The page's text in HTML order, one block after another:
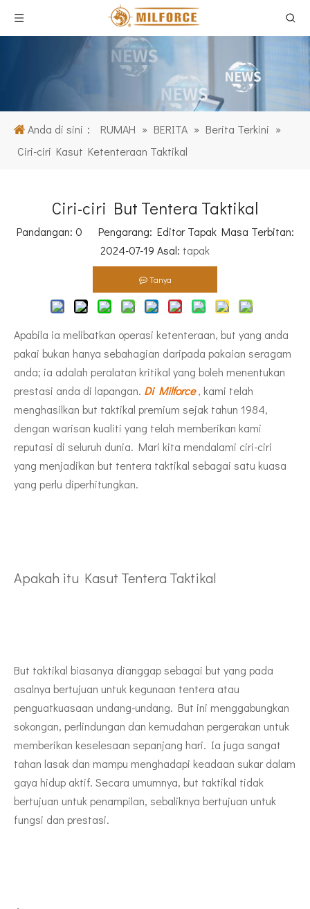
Anda di sini： RUMAH » BERITA » Berita Terkini »
Ciri-ciri Kasut Ketenteraan Taktikal
Ciri-ciri But Tentera Taktikal
Pandangan: 0 Pengarang: Editor Tapak Masa Terbitan:
2024-07-19 Asal: tapak
Tanya
Apabila ia melibatkan operasi ketenteraan, but yang anda
pakai bukan hanya sebahagian daripada pakaian seragam
anda; ia adalah peralatan kritikal yang boleh menentukan
prestasi anda di lapangan. Di Milforce, kami telah
menghasilkan but taktikal premium sejak tahun 1984,
dengan warisan kualiti yang telah memberikan kami
reputasi di seluruh dunia. Mari kita mendalami ciri-ciri
yang menjadikan but tentera taktikal sebagai satu kuasa
yang perlu diperhitungkan.
Apakah itu Kasut Tentera Taktikal
But taktikal biasanya dianggap sebagai but yang pada
asalnya bertujuan untuk kegunaan tentera atau
penguatkuasaan undang-undang. But ini menggabungkan
sokongan, perlindungan dan kemudahan pergerakan untuk
memberikan keselesaan sepanjang hari. Ia juga sangat
tahan lasak dan mampu menghadapi keadaan sukar dalam
gaya hidup aktif. Secara umumnya, but taktikal tidak
bertujuan untuk penampilan, sebaliknya bertujuan untuk
fungsi dan prestasi.